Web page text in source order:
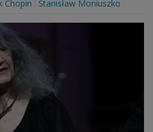
Chopin Stanisław Moniuszko